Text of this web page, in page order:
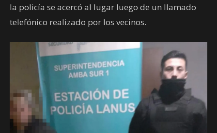
la policía se acercó al lugar luego de un llamado
telefónico realizado por los vecinos.